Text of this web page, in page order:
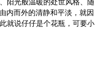
阳光般温暖的处世风格、随
内而外的清静和平淡，就因
就说仔仔是个花瓶，可要小